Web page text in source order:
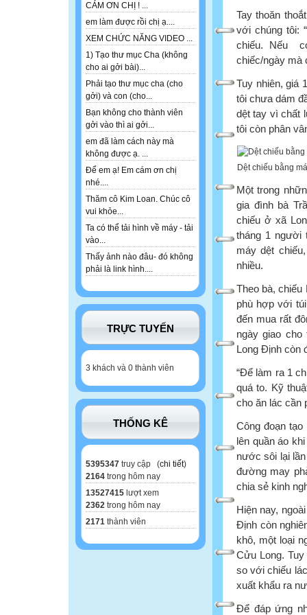
CÁM ƠN CHỊ ! ...
em làm được rồi chị ạ....
XEM CHỨC NĂNG VIDEO ...
1) Tạo thư mục Cha (không
cho ai gởi bài)...
Phải tạo thư mục cha (cho
gởi) và con (cho...
Bạn không cho thành viên
gởi vào thì ai gởi...
em đã làm cách này mà
không được ạ. ...
Để em ạ! Em cám ơn chị
nhé....
Thăm cô Kim Loan. Chúc cô
vui khỏe...
Ta có thể tải hình về máy - tải
vào...
Thấy ảnh nào đâu- đó không
phải là link hình....
TRỰC TUYẾN
3 khách và 0 thành viên
THỐNG KÊ
5395347 truy cập (chi tiết)
2164 trong hôm nay
13527415 lượt xem
2362 trong hôm nay
2171 thành viên
Tay thoăn
với chúng tôi:
chiếu. Nếu
chiếc/ngày mà
Tuy nhiên, giá
tôi chưa dám
dệt tay vì chất
tôi còn phân
Dệt chiếu bằng
Một trong
gia đình bà
chiếu ở xã
tháng 1 người
máy dệt
nhiều.
Theo bà, chiếu
phù hợp với
đến mua rất
ngày giao
Long Định còn
“Để làm ra 1
quá to. Kỹ
cho ăn lác cần
Công đoạn
lên quần áo
nước sôi lại
đường may
chia sẻ kinh
Hiện nay,
Định còn
khô, một loại
Cửu Long.
so với chiếu
xuất khẩu ra
Để đáp ứng